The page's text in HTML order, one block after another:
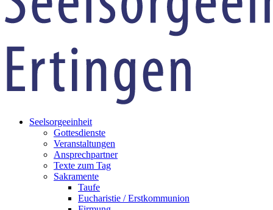
Seelsorgeeinheit
Gottesdienste
Veranstaltungen
Ansprechpartner
Texte zum Tag
Sakramente
Taufe
Eucharistie / Erstkommunion